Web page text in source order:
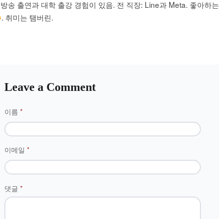
송 출연과 대학 출강 경험이 있음. 전 직장: Line과 Meta. 좋아하
. 취미는 탬버린.
Leave a Comment
이름 *
이메일 *
댓글 *